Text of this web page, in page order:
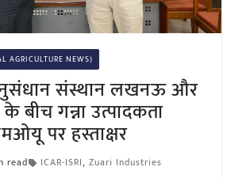
AGRICULTURE NEWS)
संस्थान लखनऊ और
बीच गन्ना उत्पादकता
पर हस्ताक्षर
read ICAR-ISRI, Zuari Industries